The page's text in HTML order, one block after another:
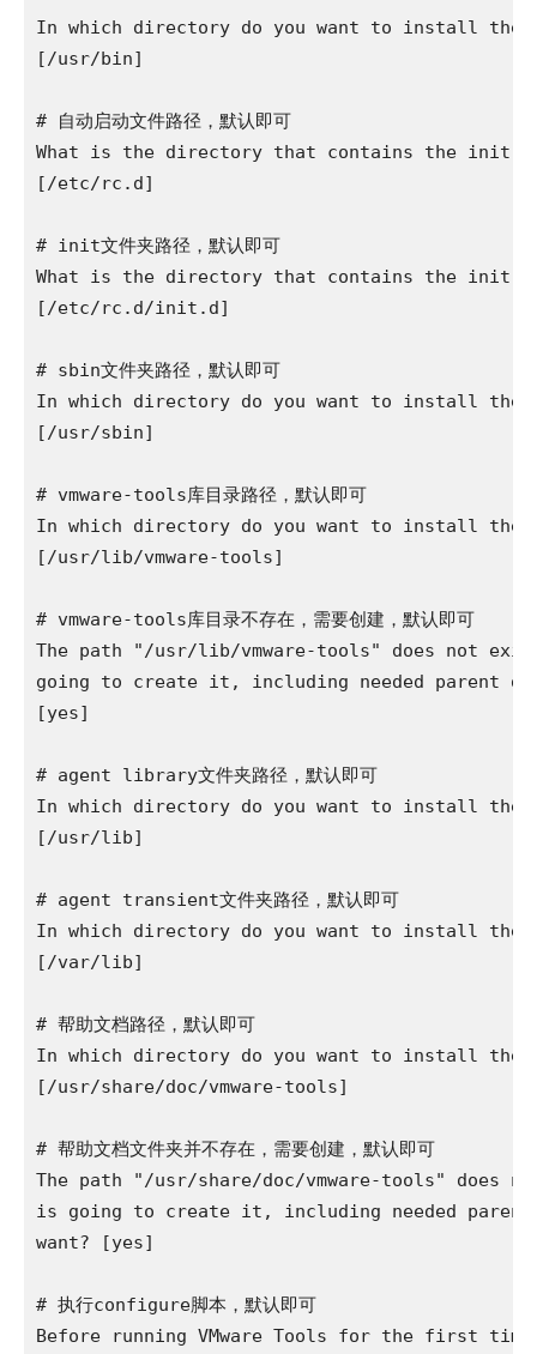
In which directory do you want to install
[/usr/bin]
# 自动启动文件路径，默认即可
What is the directory that contains the init
[/etc/rc.d]
# init文件夹路径，默认即可
What is the directory that contains the init
[/etc/rc.d/init.d]
# sbin文件夹路径，默认即可
In which directory do you want to install the
[/usr/sbin]
# vmware-tools库目录路径，默认即可
In which directory do you want to install
[/usr/lib/vmware-tools]
# vmware-tools库目录不存在，需要创建，默认即可
The path "/usr/lib/vmware-tools" does not
going to create it, including needed parent
[yes]
# agent library文件夹路径，默认即可
In which directory do you want to install the
[/usr/lib]
# agent transient文件夹路径，默认即可
In which directory do you want to install the
[/var/lib]
# 帮助文档路径，默认即可
In which directory do you want to install the
[/usr/share/doc/vmware-tools]
# 帮助文档文件夹并不存在，需要创建，默认即可
The path "/usr/share/doc/vmware-tools" does
is going to create it, including needed
want? [yes]
# 执行configure脚本，默认即可
Before running VMware Tools for the first